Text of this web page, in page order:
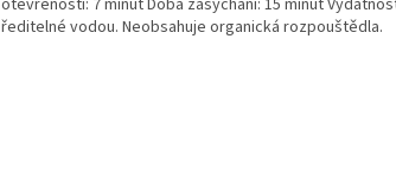
otevřenosti: 7 minut Doba zasychání: 15 minut
ředitelné vodou. Neobsahuje organická rozpouštědla.